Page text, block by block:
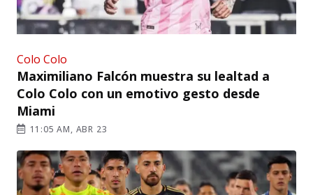
Colo Colo
Maximiliano Falcón muestra su lealtad a
Colo Colo con un emotivo gesto desde
Miami
11:05 AM, ABR 23